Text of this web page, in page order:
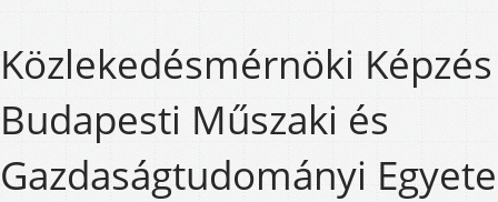
Közlekedésmérnöki
Budapesti Műszaki és
Gazdaságtudományi